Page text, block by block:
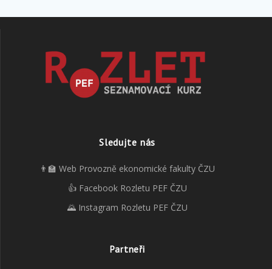
Sledujte nás
👨‍🏫 Web Provozně ekonomické fakulty ČZU
👍 Facebook Rozletu PEF ČZU
🌄 Instagram Rozletu PEF ČZU
Partneři